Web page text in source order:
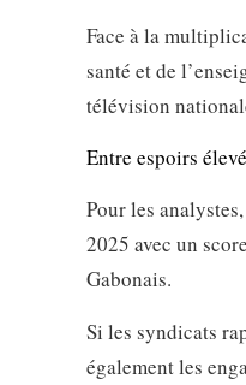
Face à la
santé et de
télévision
Entre espoirs
Pour les
2025 avec un
Gabonais.
Si les syndicats
également les